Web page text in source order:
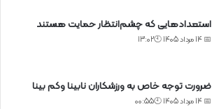
استعدادهایی که چشم‌انتظار حمایت هستند
📅 14 مرداد 1405 🕙13:02
ضرورت توجه خاص به ورزشکاران نابینا وکم بینا
📅 14 مرداد 1405 🕙00:55